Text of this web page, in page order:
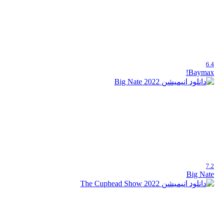
6.4
Baymax!
7.2
Big Nate